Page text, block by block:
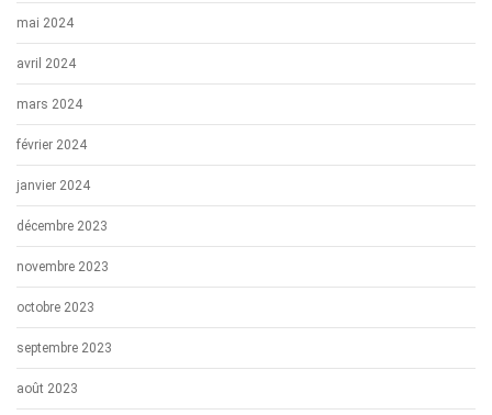
mai 2024
avril 2024
mars 2024
février 2024
janvier 2024
décembre 2023
novembre 2023
octobre 2023
septembre 2023
août 2023